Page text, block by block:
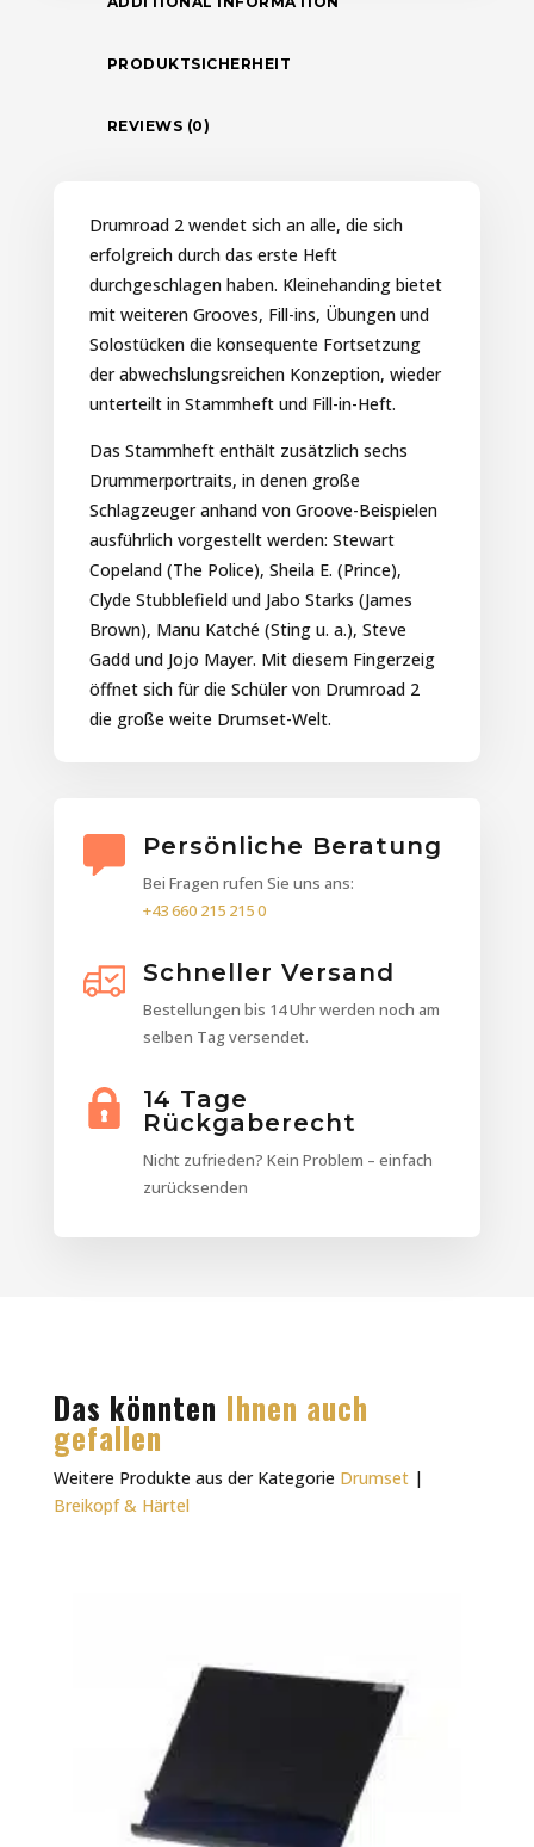
PRODUKTSICHERHEIT
REVIEWS (0)
Drumroad 2 wendet sich an alle, die sich
erfolgreich durch das erste Heft
durchgeschlagen haben. Kleinehanding bietet
mit weiteren Grooves, Fill-ins, Übungen und
Solostücken die konsequente Fortsetzung
der abwechslungsreichen Konzeption, wieder
unterteilt in Stammheft und Fill-in-Heft.
Das Stammheft enthält zusätzlich sechs
Drummerportraits, in denen große
Schlagzeuger anhand von Groove-Beispielen
ausführlich vorgestellt werden: Stewart
Copeland (The Police), Sheila E. (Prince),
Clyde Stubblefield und Jabo Starks (James
Brown), Manu Katché (Sting u. a.), Steve
Gadd und Jojo Mayer. Mit diesem Fingerzeig
öffnet sich für die Schüler von Drumroad 2
die große weite Drumset-Welt.
Persönliche Beratung
Bei Fragen rufen Sie uns ans:
+43 660 215 215 0
Schneller Versand
Bestellungen bis 14 Uhr werden noch am
selben Tag versendet.
14 Tage
Rückgaberecht
Nicht zufrieden? Kein Problem – einfach
zurücksenden
Das könnten Ihnen auch
gefallen
Weitere Produkte aus der Kategorie Drumset|
Breikopf & Härtel